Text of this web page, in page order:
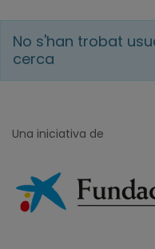
No s'han trobat
cerca
Una iniciativa de